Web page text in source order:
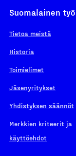
Suomalainen työ
Tietoa meistä
Historia
Toimielimet
Jäsenyritykset
Yhdistyksen säännöt
Merkkien kriteerit ja
käyttöehdot